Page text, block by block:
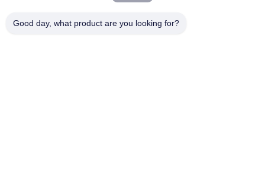
Good day, what product are you looking for?